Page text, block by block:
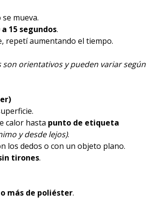
mueva.
a 15 segundos.
repetí aumentando el tiempo.
orientativos y pueden variar según
calor hasta punto de etiqueta
y desde lejos).
los dedos o con un objeto plano.
tirones.
o más de poliéster.